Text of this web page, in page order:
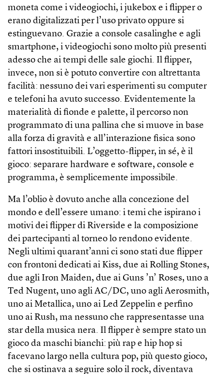
moneta come i videogiochi, i juke­box e i flipper o
erano digitalizzati per l’uso privato oppure si
estinguevano. Grazie a console casalinghe e agli
smartphone, i video­giochi sono molto più presenti
adesso che ai tempi delle sale giochi. Il flipper,
invece, non si è potuto convertire con altrettanta
facilità: nessuno dei vari esperimenti su computer
e telefoni ha avuto successo. Evidentemente la
materialità di fionde e palette, il percorso non
programmato di una pallina che si muove in base
alla forza di gravità e all’interazione fisica sono
fattori insostituibili. L’oggetto-flipper, in sé, è il
gioco: separare hardware e software, console e
programma, è semplicemente impossibile.
Ma l’oblio è dovuto anche alla concezione del
mondo e dell’essere umano: i temi che ispirano i
motivi dei flipper di Riverside e la composizione
dei partecipanti al torneo lo rendono evidente.
Negli ultimi quarant’anni ci sono stati due flipper
con frontoni dedicati ai Kiss, due ai Rolling Stones,
due agli Iron Maiden, due ai Guns ’n’ Roses, uno a
Ted Nugent, uno agli AC/DC, uno agli Aerosmith,
uno ai Metallica, uno ai Led Zeppelin e perfino
uno ai Rush, ma nessuno che rappresentasse una
star della musica nera. Il flipper è sempre stato un
gioco da maschi bianchi: più rap e hip hop si
facevano largo nella cultura pop, più questo gioco,
che si ostinava a seguire solo il rock, diventava